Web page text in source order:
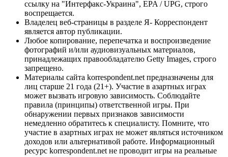
ссылку на "Интерфакс-Украина", EPA / UPG, строго
воспрещается.
Владелец веб-страницы в разделе Я- Корреспондент
является автор публикации.
Любое копирование, перепечатка и воспроизведение
фотографий и/или аудиовизуальных материалов,
принадлежащих правообладателю Getty Images, строго
запрещено.
Материалы сайта korrespondent.net предназначены для
лиц старше 21 года (21+). Участие в азартных играх
может вызвать игровую зависимость. Соблюдайте
правила (принципы) ответственной игры. При
обнаружении первых признаков зависимости
немедленно обратитесь к специалисту. Помните, что
участие в азартных играх не может являться источником
доходов или альтернативой работе. Информационный
ресурс korrespondent.net не проводит игры на реальные